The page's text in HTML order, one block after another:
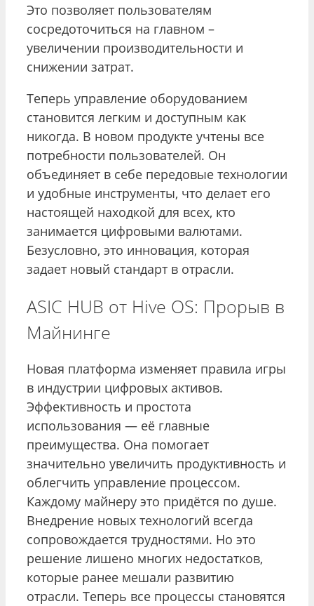
Это позволяет пользователям
сосредоточиться на главном –
увеличении производительности и
снижении затрат.
Теперь управление оборудованием
становится легким и доступным как
никогда. В новом продукте учтены все
потребности пользователей. Он
объединяет в себе передовые технологии
и удобные инструменты, что делает его
настоящей находкой для всех, кто
занимается цифровыми валютами.
Безусловно, это инновация, которая
задает новый стандарт в отрасли.
ASIC HUB от Hive OS: Прорыв в
Майнинге
Новая платформа изменяет правила игры
в индустрии цифровых активов.
Эффективность и простота
использования — её главные
преимущества. Она помогает
значительно увеличить продуктивность и
облегчить управление процессом.
Каждому майнеру это придётся по душе.
Внедрение новых технологий всегда
сопровождается трудностями. Но это
решение лишено многих недостатков,
которые ранее мешали развитию
отрасли. Теперь все процессы становятся